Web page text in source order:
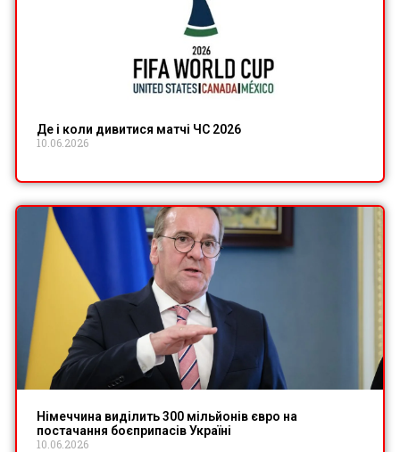
Де і коли дивитися матчі ЧС 2026
10.06.2026
Німеччина виділить 300 мільйонів євро на
постачання боєприпасів Україні
10.06.2026